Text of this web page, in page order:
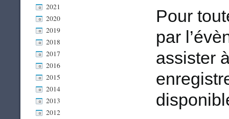
2021
2020
2019
2018
2017
2016
2015
2014
2013
2012
Pour
par
assister